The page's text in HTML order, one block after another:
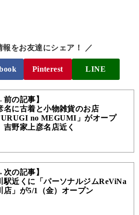
報をお友達にシェア！ ／
Pinterest LINE
前の記事】
名に古着と小物雑貨のお店
no MEGUMI」がオープ
吉野家上彦名店近く
次の記事】
駅近くに「パーソナルジムReViNa
店」が5/1（金）オープン